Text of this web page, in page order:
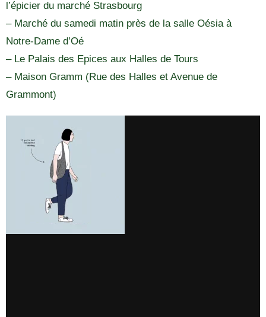
l’épicier du marché Strasbourg
– Marché du samedi matin près de la salle Oésia à
Notre-Dame d’Oé
– Le Palais des Epices aux Halles de Tours
– Maison Gramm (Rue des Halles et Avenue de
Grammont)